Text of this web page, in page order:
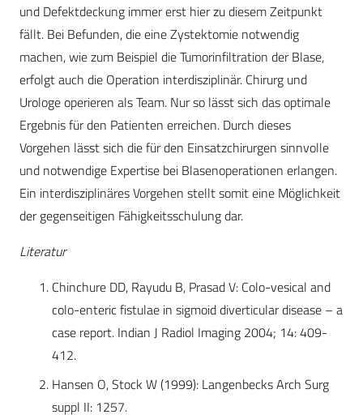
und Defektdeckung immer erst hier zu diesem Zeitpunkt
fällt. Bei Befunden, die eine Zystektomie notwendig
machen, wie zum Beispiel die Tumorinfiltration der Blase,
erfolgt auch die Operation interdisziplinär. Chirurg und
Urologe operieren als Team. Nur so lässt sich das optimale
Ergebnis für den Patienten erreichen. Durch dieses
Vorgehen lässt sich die für den Einsatzchirurgen sinnvolle
und notwendige Expertise bei Blasenoperationen erlangen.
Ein interdisziplinäres Vorgehen stellt somit eine Möglichkeit
der gegenseitigen Fähigkeitsschulung dar.
Literatur
Chinchure DD, Rayudu B, Prasad V: Colo-vesical and
colo-enteric fistulae in sigmoid diverticular disease – a
case report. Indian J Radiol Imaging 2004; 14: 409-
412.
Hansen O, Stock W (1999): Langenbecks Arch Surg
suppl II: 1257.